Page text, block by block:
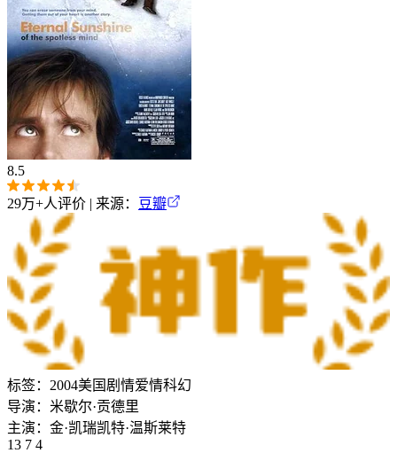
8.5
29万+人评价 | 来源： 豆瓣
标签： 2004美国 剧情爱情科幻
导演： 米歇尔·贡德里
主演： 金·凯瑞凯特·温斯莱特
13 7 4